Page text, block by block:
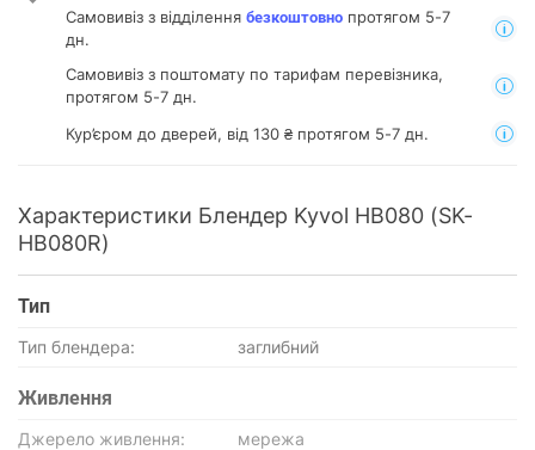
Самовивіз з відділення безкоштовно протягом 5-7
дн.
Самовивіз з поштомату по тарифам перевізника,
протягом 5-7 дн.
Кур’єром до дверей, від 130 ₴ протягом 5-7 дн.
Характеристики Блендер Kyvol HB080 (SK-
HB080R)
Тип
Тип блендера: заглибний
Живлення
Джерело живлення: мережа